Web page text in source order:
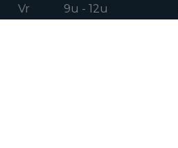
Vr
9u - 12u